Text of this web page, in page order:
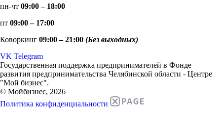
пн-чт 09:00 – 18:00
пт 09:00 – 17:00
Коворкинг 09:00 – 21:00 (Без выходных)
VK Telegram
Государственная поддержка предпринимателей в Фонде
развития предпринимательства Челябинской области - Центре
"Мой бизнес".
© Мойбизнес, 2026
Политика конфиденциальности